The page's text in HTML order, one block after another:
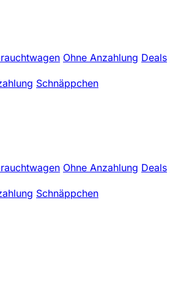
Ohne Anzahlung Deals
Schnäppchen
Ohne Anzahlung Deals
Schnäppchen